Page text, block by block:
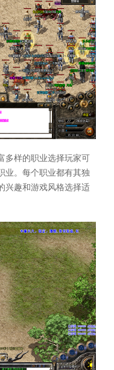
多样的职业选择玩家可
业。每个职业都有其独
兴趣和游戏风格选择适